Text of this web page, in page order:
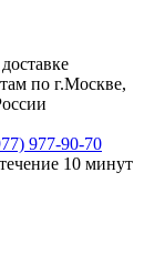
по г.Москве,
977-90-70
10 минут